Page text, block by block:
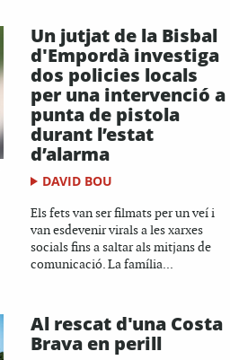
Un jutjat de la Bisbal
d'Empordà investiga
dos policies locals
per una intervenció a
punta de pistola
durant l’estat
d’alarma
DAVID BOU
Els fets van ser filmats per un veí i
van esdevenir virals a les xarxes
socials fins a saltar als mitjans de
comunicació. La família...
Al rescat d'una Costa
Brava en perill